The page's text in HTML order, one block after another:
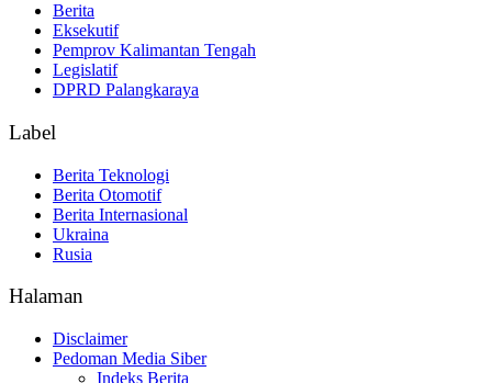
Berita
Eksekutif
Pemprov Kalimantan Tengah
Legislatif
DPRD Palangkaraya
Label
Berita Teknologi
Berita Otomotif
Berita Internasional
Ukraina
Rusia
Halaman
Disclaimer
Pedoman Media Siber
Indeks Berita